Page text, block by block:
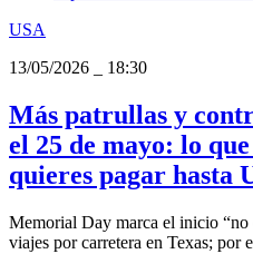
USA
13/05/2026
18:30
Más patrullas y
el 25 de mayo: lo
quieres pagar hasta
Memorial Day marca el inicio
viajes por carretera en Texas; por